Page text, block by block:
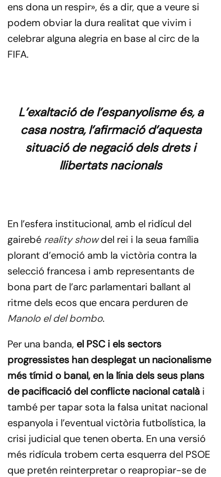
ens dona un respir», és a dir, que a veure si
podem obviar la dura realitat que vivim i
celebrar alguna alegria en base al circ de la
FIFA.
L’exaltació de l’espanyolisme és, a
casa nostra, l’afirmació d’aquesta
situació de negació dels drets i
llibertats nacionals
En l’esfera institucional, amb el ridícul del
gairebé reality showdel rei i la seua família
plorant d’emoció amb la victòria contra la
selecció francesa i amb representants de
bona part de l’arc parlamentari ballant al
ritme dels ecos que encara perduren de
Manolo el del bombo.
Per una banda, el PSC i els sectors
progressistes han desplegat un nacionalisme
més tímid o banal, en la línia dels seus plans
de pacificació del conflicte nacional català i
també per tapar sota la falsa unitat nacional
espanyola i l’eventual victòria futbolística, la
crisi judicial que tenen oberta. En una versió
més ridícula trobem certa esquerra del PSOE
que pretén reinterpretar o reapropiar-se de